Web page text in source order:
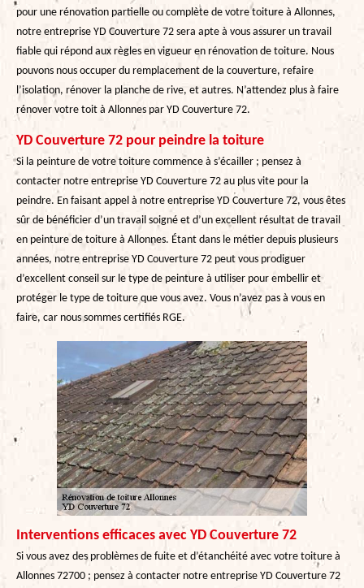
pour une rénovation partielle ou complète de votre toiture à Allonnes,
notre entreprise YD Couverture 72 sera apte à vous assurer un travail
fiable qui répond aux règles en vigueur en rénovation de toiture. Nous
pouvons nous occuper du remplacement de la couverture, refaire
l’isolation, rénover la planche de rive, et autres. N’attendez plus à faire
rénover votre toit à Allonnes par YD Couverture 72.
YD Couverture 72 pour peindre la toiture
Si la peinture de votre toiture commence à s’écailler ; pensez à
contacter notre entreprise YD Couverture 72 au plus vite pour la
peindre. En faisant appel à notre entreprise YD Couverture 72, vous êtes
sûr de bénéficier d’un travail soigné et d’un excellent résultat de travail
en peinture de toiture à Allonnes. Étant dans le métier depuis plusieurs
années, notre entreprise YD Couverture 72 peut vous prodiguer
d’excellent conseil sur le type de peinture à utiliser pour embellir et
protéger le type de toiture que vous avez. Vous n’avez pas à vous en
faire, car nous sommes certifiés RGE.
Interventions efficaces avec YD Couverture 72
Si vous avez des problèmes de fuite et d’étanchéité avec votre toiture à
Allonnes 72700 ; pensez à contacter notre entreprise YD Couverture 72